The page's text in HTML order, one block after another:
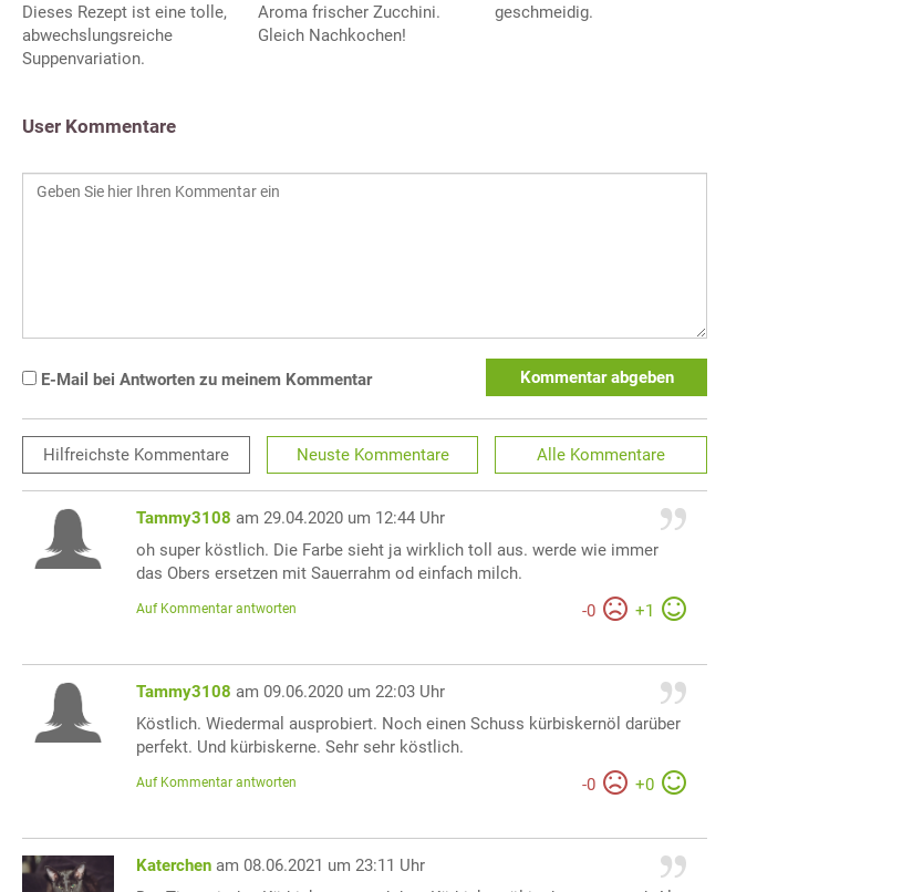
Dieses Rezept ist eine tolle,
abwechslungsreiche
Suppenvariation.
Aroma frischer Zucchini.
Gleich Nachkochen!
geschmeidig.
User Kommentare
E-Mail bei Antworten zu meinem Kommentar Kommentar abgeben
Hilfreichste Kommentare Neuste Kommentare Alle Kommentare
Tammy3108 am 29.04.2020 um 12:44 Uhr
oh super köstlich. Die Farbe sieht ja wirklich toll aus. werde wie immer
das Obers ersetzen mit Sauerrahm od einfach milch.
-0 +1
Auf Kommentar antworten
Tammy3108 am 09.06.2020 um 22:03 Uhr
Köstlich. Wiedermal ausprobiert. Noch einen Schuss kürbiskernöl darüber
perfekt. Und kürbiskerne. Sehr sehr köstlich.
-0 +0
Auf Kommentar antworten
Katerchen am 08.06.2021 um 23:11 Uhr